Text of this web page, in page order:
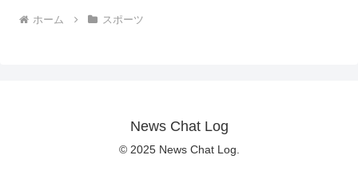
ホーム スポーツ
News Chat Log
© 2025 News Chat Log.